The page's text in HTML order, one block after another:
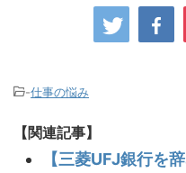
-仕事の悩み
【関連記事】
【三菱UFJ銀行を